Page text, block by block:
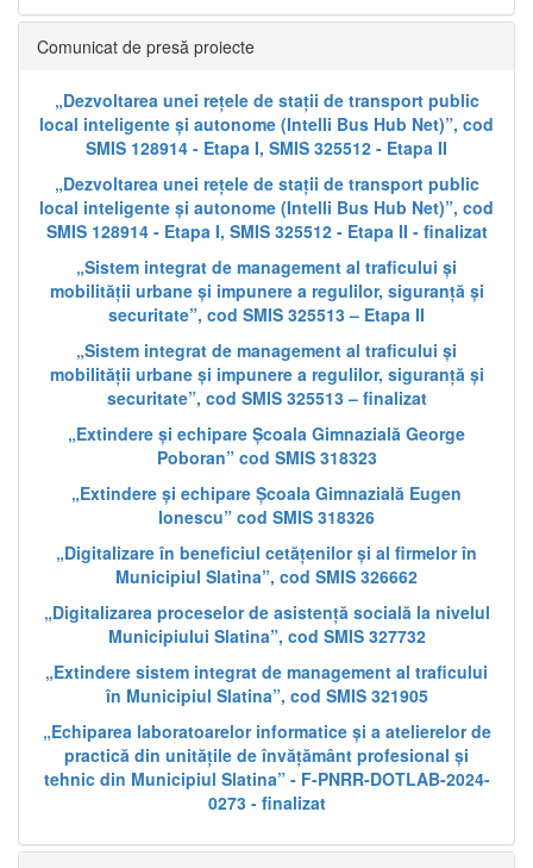
Comunicat de presă proiecte
„Dezvoltarea unei rețele de stații de transport public
local inteligente și autonome (Intelli Bus Hub Net)”, cod
SMIS 128914 - Etapa I, SMIS 325512 - Etapa II
„Dezvoltarea unei rețele de stații de transport public
local inteligente și autonome (Intelli Bus Hub Net)”, cod
SMIS 128914 - Etapa I, SMIS 325512 - Etapa II - finalizat
„Sistem integrat de management al traficului și
mobilității urbane și impunere a regulilor, siguranță și
securitate”, cod SMIS 325513 – Etapa II
„Sistem integrat de management al traficului și
mobilității urbane și impunere a regulilor, siguranță și
securitate”, cod SMIS 325513 – finalizat
„Extindere și echipare Școala Gimnazială George
Poboran” cod SMIS 318323
„Extindere și echipare Școala Gimnazială Eugen
Ionescu” cod SMIS 318326
„Digitalizare în beneficiul cetățenilor și al firmelor în
Municipiul Slatina”, cod SMIS 326662
„Digitalizarea proceselor de asistență socială la nivelul
Municipiului Slatina”, cod SMIS 327732
„Extindere sistem integrat de management al traficului
în Municipiul Slatina”, cod SMIS 321905
„Echiparea laboratoarelor informatice și a atelierelor de
practică din unitățile de învățământ profesional și
tehnic din Municipiul Slatina” - F-PNRR-DOTLAB-2024-
0273 - finalizat